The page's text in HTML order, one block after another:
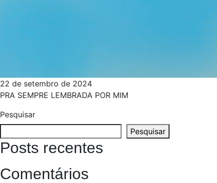
22 de setembro de 2024
PRA SEMPRE LEMBRADA POR MIM
Pesquisar
Pesquisar
Posts recentes
Comentários